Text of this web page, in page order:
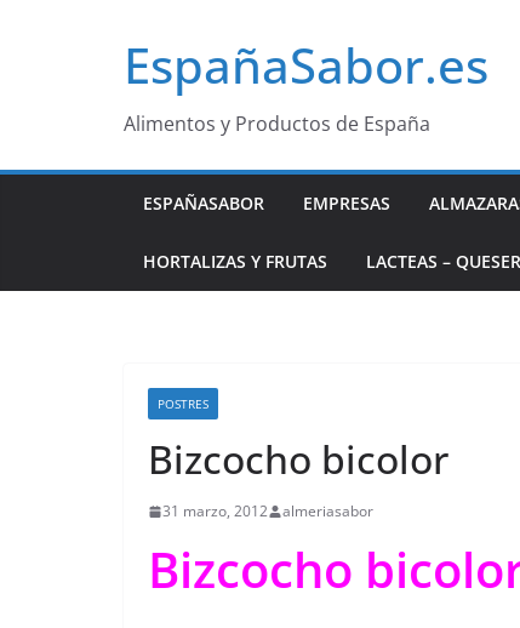
EspañaSabor.es
Alimentos y Productos de España
ESPAÑASABOR EMPRESAS
HORTALIZAS Y FRUTAS LACTEAS –
POSTRES
Bizcocho bicolor
31 marzo, 2012 almeriasabor
Bizcocho